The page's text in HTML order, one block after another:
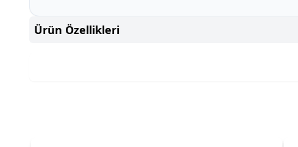
Ürün Özellikleri